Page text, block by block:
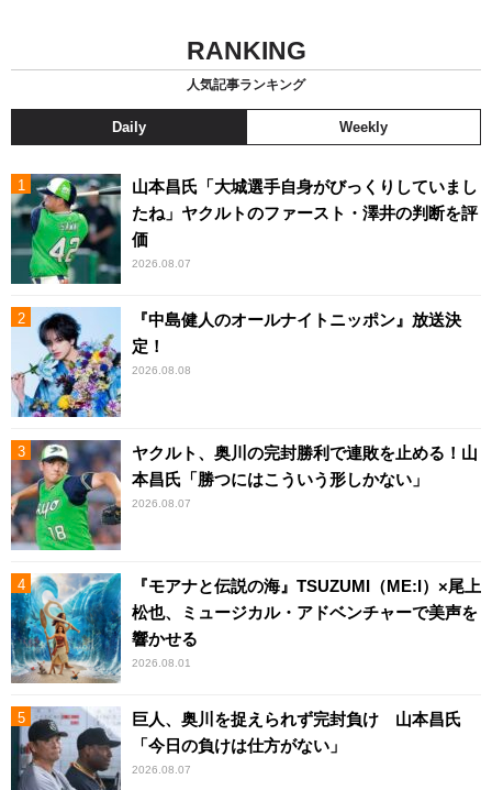
RANKING
人気記事ランキング
Daily Weekly
山本昌氏「大城選手自身がびっくりしていまし
たね」ヤクルトのファースト・澤井の判断を評
価
2026.08.07
『中島健人のオールナイトニッポン』放送決
定！
2026.08.08
ヤクルト、奥川の完封勝利で連敗を止める！山
本昌氏「勝つにはこういう形しかない」
2026.08.07
『モアナと伝説の海』TSUZUMI（ME:I）×尾上
松也、ミュージカル・アドベンチャーで美声を
響かせる
2026.08.01
巨人、奥川を捉えられず完封負け 山本昌氏
「今日の負けは仕方がない」
2026.08.07